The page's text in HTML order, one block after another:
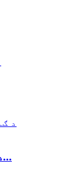
د ګمرک بوسټر ورق پیک پا...